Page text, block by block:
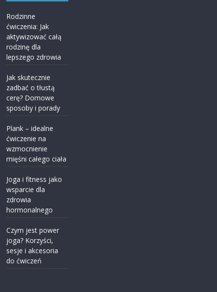
Rodzinne
ćwiczenia: Jak
aktywizować całą
rodzinę dla
lepszego zdrowia
Jak skutecznie
zadbać o tłustą
cerę? Domowe
sposoby i porady
Plank – idealne
ćwiczenie na
wzmocnienie
mięśni całego ciała
Joga i fitness jako
wsparcie dla
zdrowia
hormonalnego
Czym jest power
joga? Korzyści,
sesje i akcesoria
do ćwiczeń